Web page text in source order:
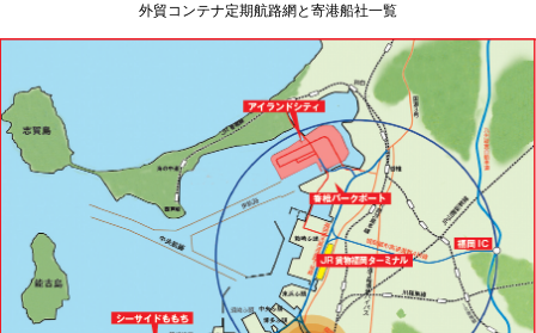
外貿コンテナ定期航路網と寄港船社一覧